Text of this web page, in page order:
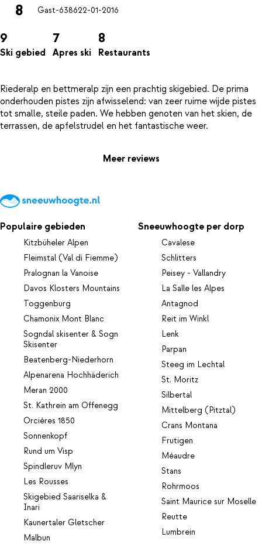
8 Gast-638622-01-2016
9
Ski gebied
7
Apres ski
8
Restaurants
Riederalp en bettmeralp zijn een prachtig skigebied. De prima
onderhouden pistes zijn afwisselend: van zeer ruime wijde pistes
tot smalle, steile paden. We hebben genoten van het skien, de
Meer reviews
Populaire gebieden
Kitzbüheler Alpen
Fleimstal (Val di Fiemme)
Pralognan la Vanoise
Davos Klosters Mountains
Toggenburg
Chamonix Mont Blanc
Sogndal skisenter & Sogn
Skisenter
Beatenberg-Niederhorn
Alpenarena Hochhäderich
Meran 2000
St. Kathrein am Offenegg
Orcières 1850
Sonnenkopf
Rund um Visp
Spindleruv Mlyn
Les Rousses
Skigebied Saariselka &
Inari
Kaunertaler Gletscher
Malbun
Sneeuwhoogte per dorp
Cavalese
Schlitters
Peisey - Vallandry
La Salle les Alpes
Antagnod
Reit im Winkl
Lenk
Parpan
Steeg im Lechtal
St. Moritz
Silbertal
Mittelberg (Pitztal)
Crans Montana
Frutigen
Méaudre
Stans
Rohrmoos
Saint Maurice sur Moselle
Reutte
Lumbrein